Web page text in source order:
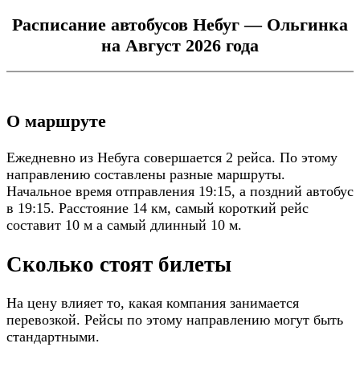
Расписание автобусов Небуг — Ольгинка
на Август 2026 года
О маршруте
Ежедневно из Небуга совершается 2 рейса. По этому
направлению составлены разные маршруты.
Начальное время отправления 19:15, а поздний автобус
в 19:15. Расстояние 14 км, самый короткий рейс
составит 10 м а самый длинный 10 м.
Сколько стоят билеты
На цену влияет то, какая компания занимается
перевозкой. Рейсы по этому направлению могут быть
стандартными.